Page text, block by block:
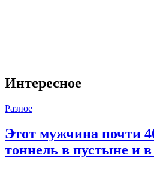
Интересное
Разное
Этот мужчина почти
тоннель в пустыне и в